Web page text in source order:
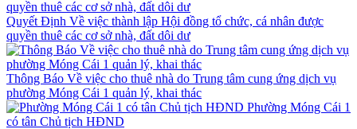
Quyết Định Về việc thành lập Hội đồng tổ chức, cá nhân được
quyền thuê các cơ sở nhà, đất dôi dư
Thông Báo Về việc cho thuê nhà do Trung tâm cung ứng dịch vụ
phường Móng Cái 1 quản lý, khai thác
Phường Móng Cái 1
có tân Chủ tịch HĐND